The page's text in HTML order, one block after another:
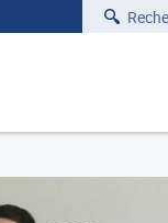
Rechercher